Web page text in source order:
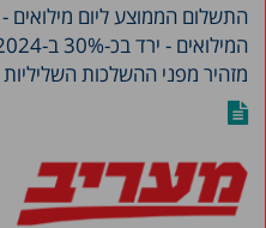
התשלום הממוצע ליום מילואים
מזהיר מפני ההשלכות